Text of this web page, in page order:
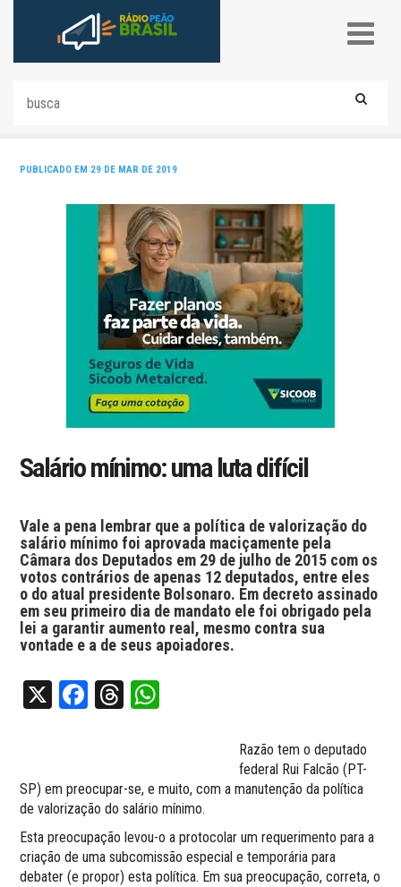
PUBLICADO EM 29 DE MAR DE 2019
Salário mínimo: uma luta difícil
Vale a pena lembrar que a política de valorização do
salário mínimo foi aprovada maciçamente pela
Câmara dos Deputados em 29 de julho de 2015 com os
votos contrários de apenas 12 deputados, entre eles
o do atual presidente Bolsonaro. Em decreto assinado
em seu primeiro dia de mandato ele foi obrigado pela
lei a garantir aumento real, mesmo contra sua
vontade e a de seus apoiadores.
X Facebook
Threads
Razão tem o deputado
federal Rui Falcão (PT-
SP) em preocupar-se, e muito, com a manutenção da política
de valorização do salário mínimo.
Esta preocupação levou-o a protocolar um requerimento para a
criação de uma subcomissão especial e temporária para
debater (e propor) esta política. Em sua preocupação, correta, o